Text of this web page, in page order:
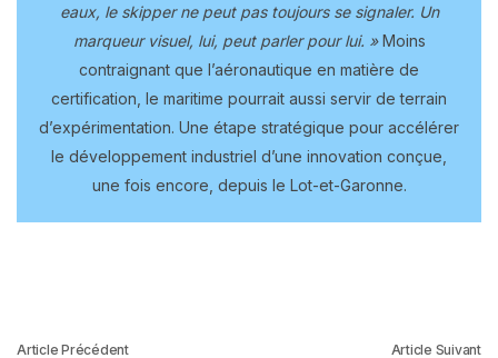
eaux, le skipper ne peut pas toujours se signaler. Un
marqueur visuel, lui, peut parler pour lui. »Moins
contraignant que l’aéronautique en matière de
certification, le maritime pourrait aussi servir de terrain
d’expérimentation. Une étape stratégique pour accélérer
le développement industriel d’une innovation conçue,
une fois encore, depuis le Lot-et-Garonne.
Article Précédent Article Suivant